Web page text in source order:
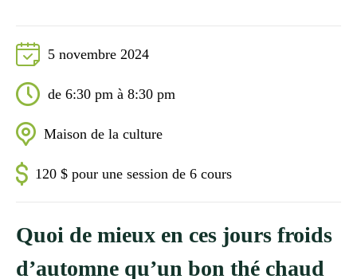
5 novembre 2024
de 6:30 pm à 8:30 pm
Maison de la culture
120 $ pour une session de 6 cours
Quoi de mieux en ces jours froids
d’automne qu’un bon thé chaud